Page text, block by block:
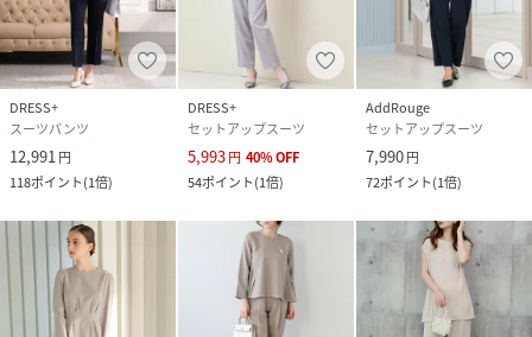
DRESS+
スーツパンツ
12,991円
118ポイント(1倍)
DRESS+
セットアップスーツ
5,993円 40%OFF
54ポイント(1倍)
AddRouge
セットアップスーツ
7,990円
72ポイント(1倍)